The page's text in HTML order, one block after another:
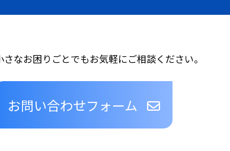
さなお困りごとでもお気軽にご相談ください。
お問い合わせフォーム